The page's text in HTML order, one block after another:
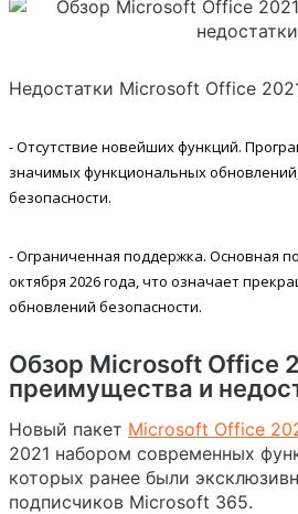
Недостатки Microsoft Office
- Отсутствие новейших функций.
значимых функциональных
безопасности.
- Ограниченная поддержка. Основная
октября 2026 года, что означает
обновлений безопасности.
Обзор Microsoft Office
преимущества и
Новый пакет Microsoft Office
2021 набором современных
которых ранее были
подписчиков Microsoft 365.